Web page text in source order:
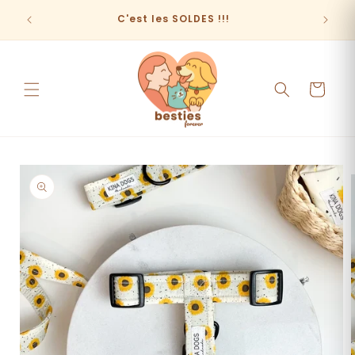
passer
contenu
C'est les SOLDES !!!
Panier
Passer aux
informations
produits